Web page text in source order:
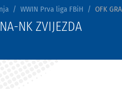
WWIN Prva liga FBiH OFK
NK ZVIJEZDA